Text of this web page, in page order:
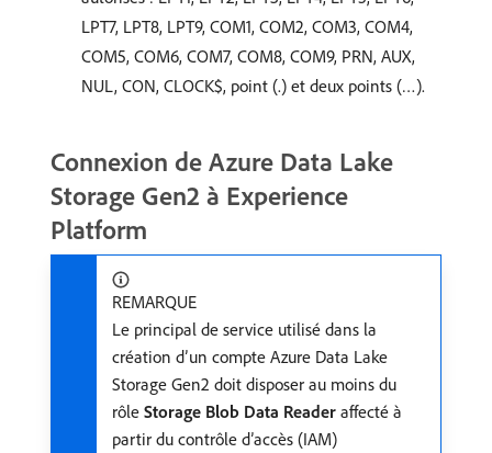
LPT7, LPT8, LPT9, COM1, COM2, COM3, COM4,
COM5, COM6, COM7, COM8, COM9, PRN, AUX,
NUL, CON, CLOCK$, point (.) et deux points (…).
Connexion de Azure Data Lake
Storage Gen2 à Experience
Platform
REMARQUE
Le principal de service utilisé dans la
création d’un compte Azure Data Lake
Storage Gen2 doit disposer au moins du
rôle Storage Blob Data Reader affecté à
partir du contrôle d’accès (IAM)